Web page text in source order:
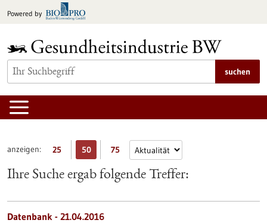
Inhalt
Powered by
suchen
anzeigen: 25 50 75
Ihre Suche ergab folgende Treffer:
Datenbank - 21.04.2016